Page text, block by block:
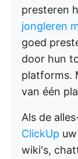
presteren
jongleren
goed
door hun
platforms.
van één
Als de
ClickUp
wiki's,